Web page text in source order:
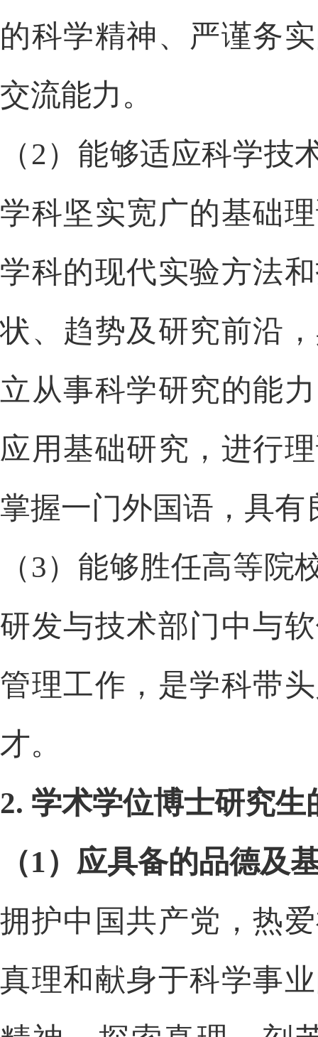
的科学精神、严谨务
交流能力。
（2）能够适应科学技
学科坚实宽广的基础
学科的现代实验方法
状、趋势及研究前沿
立从事科学研究的能
应用基础研究，进行
掌握一门外国语，具
（3）能够胜任高等院
研发与技术部门中与
管理工作，是学科带
才。
2. 学术学位博士研究生
（1）应具备的品德及
拥护中国共产党，热
真理和献身于科学事